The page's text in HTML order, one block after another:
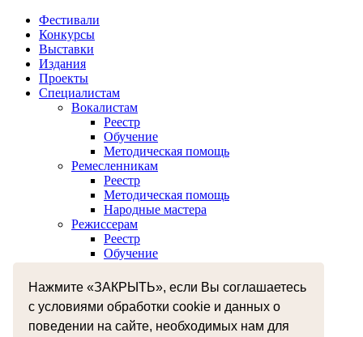
Нажмите «ЗАКРЫТЬ», если Вы соглашаетесь
с условиями обработки cookie и данных о
поведении на сайте, необходимых нам для
Фестивали
Конкурсы
Выставки
Издания
Проекты
Специалистам
Вокалистам
Реестр
Обучение
Методическая помощь
Ремесленникам
Реестр
Методическая помощь
Народные мастера
Режиссерам
Реестр
Обучение
Реестр
Музыкантам
Реестр